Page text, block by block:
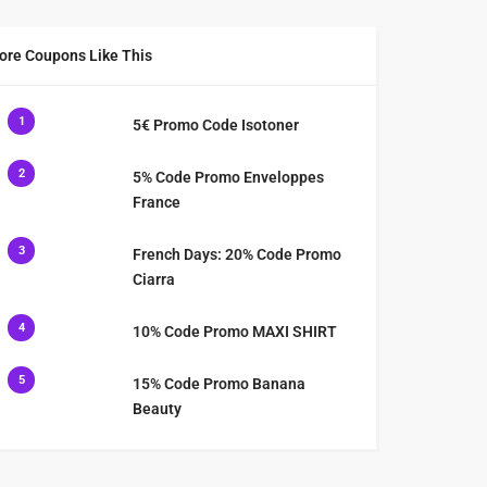
Coupons Like This
1 5€ Promo Code Isotoner
2
5% Code Promo Enveloppes
France
3
French Days: 20% Code Promo
Ciarra
4 10% Code Promo MAXI SHIRT
5
15% Code Promo Banana
Beauty